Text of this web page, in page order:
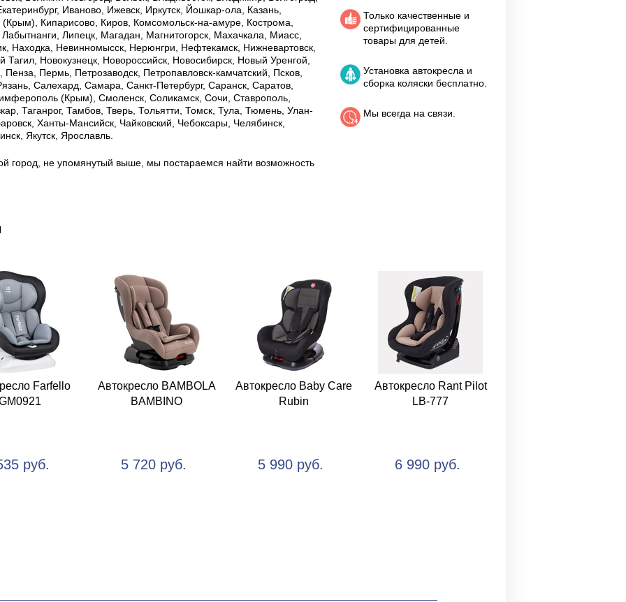
Иваново, Ижевск, Иркутск, Йошкар-ола, Казань,
Кипарисово, Киров, Комсомольск-на-амуре, Кострома,
Липецк, Магадан, Магнитогорск, Махачкала, Миасс,
Находка, Невинномысск, Нерюнгри, Нефтекамск, Нижневартовск,
Новокузнецк, Новороссийск, Новосибирск, Новый Уренгой,
Пермь, Петрозаводск, Петропавловск-камчатский, Псков,
Салехард, Самара, Санкт-Петербург, Саранск, Саратов,
(Крым), Смоленск, Соликамск, Сочи, Ставрополь,
Таганрог, Тамбов, Тверь, Тольятти, Томск, Тула, Тюмень, Улан-
Ханты-Мансийск, Чайковский, Чебоксары, Челябинск,
Якутск, Ярославль.
город, не упомянутый выше, мы постараемся найти возможность
Только качественные и
сертифицированные
товары для детей.
Установка автокресла и
сборка коляски бесплатно.
Мы всегда на связи.
Farfello
руб.
Автокресло BAMBOLA
BAMBINO
5 720 руб.
Автокресло Baby Care
Rubin
5 990 руб.
Автокресло Rant Pilot
LB-777
6 990 руб.